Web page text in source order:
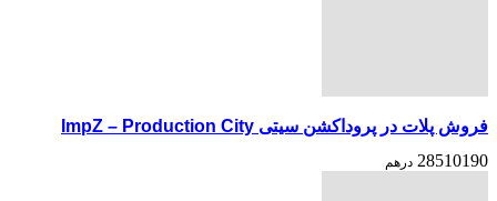
فروش پلات در پروداکشن سیتی ImpZ – Production City
28510190 درهم